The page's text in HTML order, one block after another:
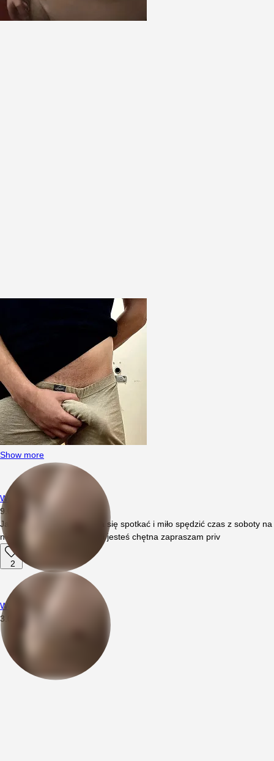
Show more
Wojciech94
9.07.2026
Jakaś kobieta, para chętna się spotkać i miło spędzić czas z soboty na
niedzielę w Gdańsku? Jeśli jesteś chętna zapraszam priv
2
Wojciech94
3.05.2026